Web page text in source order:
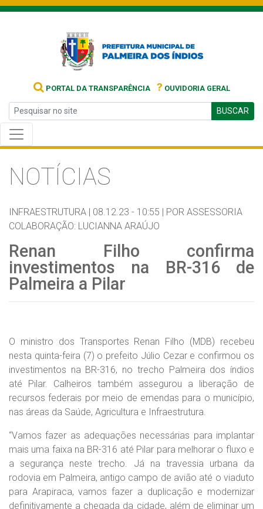
PORTAL DA TRANSPARÊNCIA ? OUVIDORIA GERAL
BUSCAR
NOTÍCIAS
INFRAESTRUTURA | 08.12.23 - 10:55 | POR ASSESSORIA
COLABORAÇÃO: LUCIANNA ARAÚJO
Renan Filho confirma
investimentos na BR-316 de
Palmeira a Pilar
O ministro dos Transportes Renan Filho (MDB) recebeu
nesta quinta-feira (7) o prefeito Júlio Cezar e confirmou os
investimentos na BR-316, no trecho Palmeira dos índios
até Pilar. Calheiros também assegurou a liberação de
recursos federais por meio de emendas para o município,
nas áreas da Saúde, Agricultura e Infraestrutura.
“Vamos fazer as adequações necessárias para implantar
mais uma faixa na BR-316 até Pilar para melhorar o fluxo e
a segurança neste trecho. Já na travessia urbana da
rodovia em Palmeira, antigo campo de avião até o viaduto
para Arapiraca, vamos fazer a duplicação e modernizar
definitivamente a chegada da cidade, além de eliminar um